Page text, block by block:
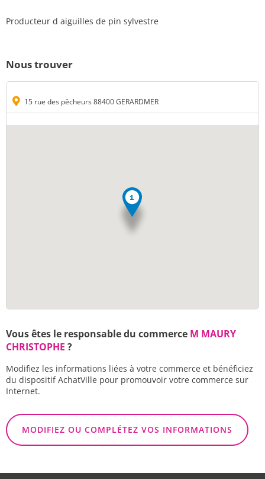
Producteur d aiguilles de pin sylvestre
Nous trouver
15 rue des pêcheurs 88400 GERARDMER
Vous êtes le responsable du commerce M MAURY
CHRISTOPHE ?
Modifiez les informations liées à votre commerce et bénéficiez
du dispositif AchatVille pour promouvoir votre commerce sur
Internet.
MODIFIEZ OU COMPLÉTEZ VOS INFORMATIONS